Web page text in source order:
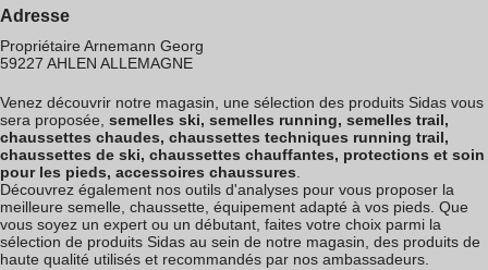
Adresse
Propriétaire Arnemann Georg
59227 AHLEN ALLEMAGNE
Venez découvrir notre magasin, une sélection des produits Sidas vous
sera proposée, semelles ski, semelles running, semelles trail,
chaussettes chaudes, chaussettes techniques running trail,
chaussettes de ski, chaussettes chauffantes, protections et soin
pour les pieds, accessoires chaussures.
Découvrez également nos outils d'analyses pour vous proposer la
meilleure semelle, chaussette, équipement adapté à vos pieds. Que
vous soyez un expert ou un débutant, faites votre choix parmi la
sélection de produits Sidas au sein de notre magasin, des produits de
haute qualité utilisés et recommandés par nos ambassadeurs.